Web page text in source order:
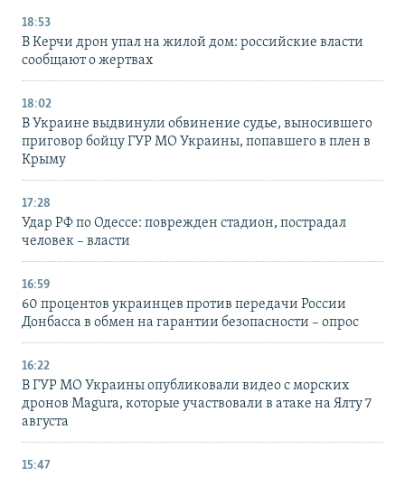
18:53
В Керчи дрон упал на жилой дом: российские власти
сообщают о жертвах
18:02
В Украине выдвинули обвинение судье, выносившего
приговор бойцу ГУР МО Украины, попавшего в плен в
Крыму
17:28
Удар РФ по Одессе: поврежден стадион, пострадал
человек – власти
16:59
60 процентов украинцев против передачи России
Донбасса в обмен на гарантии безопасности – опрос
16:22
В ГУР МО Украины опубликовали видео с морских
дронов Magura, которые участвовали в атаке на Ялту 7
августа
15:47